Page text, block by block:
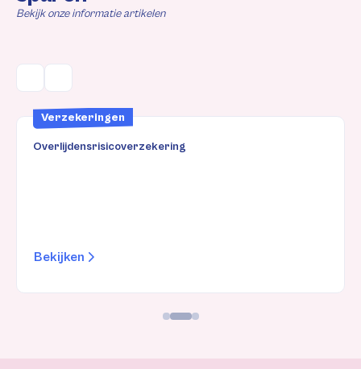
Bekijk onze informatie artikelen
Verzekeringen
Overlijdensrisicoverzekering
Bekijken